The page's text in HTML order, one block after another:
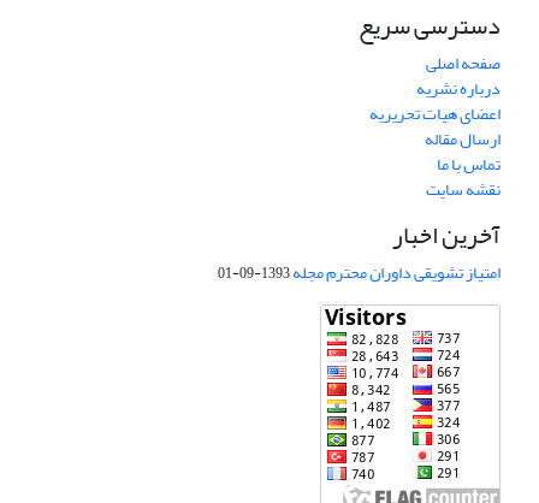
دسترسی سریع
صفحه اصلی
درباره نشریه
اعضای هیات تحریریه
ارسال مقاله
تماس با ما
نقشه سایت
آخرین اخبار
امتیاز تشویقی داوران محترم مجله1393-09-01